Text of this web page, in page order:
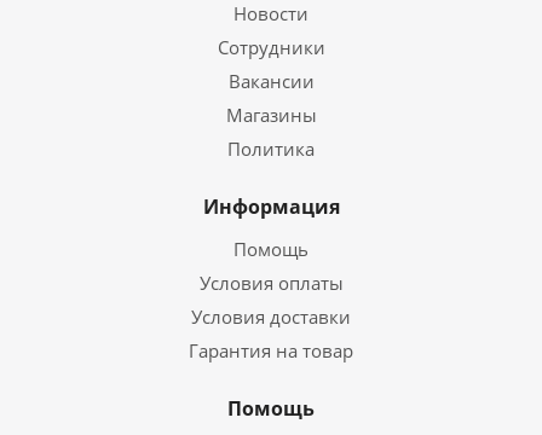
Новости
Сотрудники
Вакансии
Магазины
Политика
Информация
Помощь
Условия оплаты
Условия доставки
Гарантия на товар
Помощь